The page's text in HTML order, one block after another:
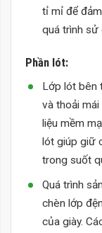
tỉ mỉ để
quá trình sử
Phần lót:
Lớp lót bên
và thoải
liệu mềm
lót giúp giữ
trong suốt
Quá trình
chèn lớp
của giày.